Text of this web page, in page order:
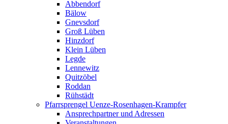
Abbendorf
Bälow
Gnevsdorf
Groß Lüben
Hinzdorf
Klein Lüben
Legde
Lennewitz
Quitzöbel
Roddan
Rühstädt
Pfarrsprengel Uenze-Rosenhagen-Krampfer
Ansprechpartner und Adressen